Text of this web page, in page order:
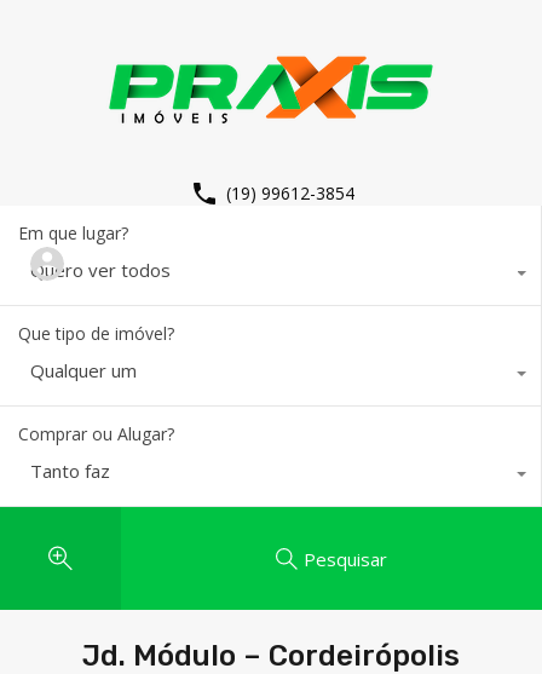
(19) 99612-3854
Em que lugar?
Quero ver todos
Que tipo de imóvel?
Qualquer um
Comprar ou Alugar?
Tanto faz
Pesquisar
Jd. Módulo – Cordeirópolis